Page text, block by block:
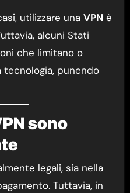
utilizzare una VPNè
alcuni Stati
che limitano o
tecnologia, punendo
sono
legali, sia nella
Tuttavia, in